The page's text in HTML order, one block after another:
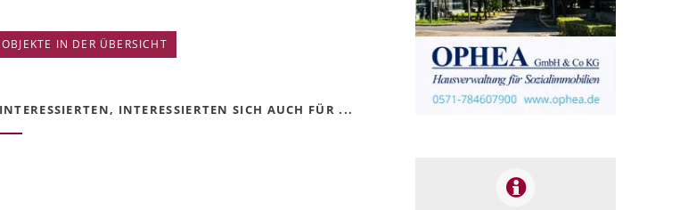
IN DER ÜBERSICHT
INTERESSIERTEN SICH AUCH FÜR ...